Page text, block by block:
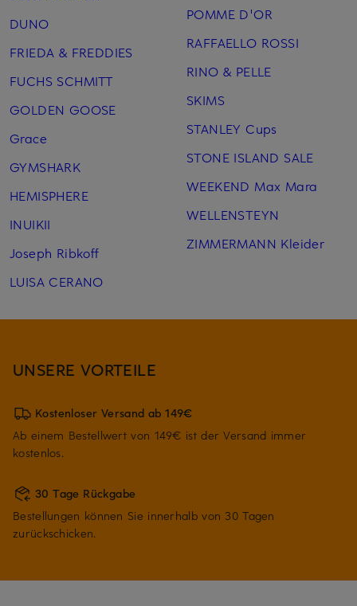
DUNO
FRIEDA & FREDDIES
FUCHS SCHMITT
GOLDEN GOOSE
Grace
GYMSHARK
HEMISPHERE
INUIKII
Joseph Ribkoff
LUISA CERANO
POMME D'OR
RAFFAELLO ROSSI
RINO & PELLE
SKIMS
STANLEY Cups
STONE ISLAND SALE
WEEKEND Max Mara
WELLENSTEYN
ZIMMERMANN Kleider
UNSERE VORTEILE
Kostenloser Versand ab 149€
Ab einem Bestellwert von 149€ ist der Versand immer
kostenlos.
30 Tage Rückgabe
Bestellungen können Sie innerhalb von 30 Tagen
zurückschicken.